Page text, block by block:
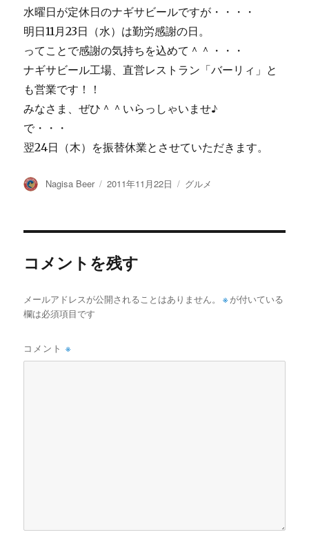
水曜日が定休日のナギサビールですが・・・・
明日11月23日（水）は勤労感謝の日。
ってことで感謝の気持ちを込めて＾＾・・・
ナギサビール工場、直営レストラン「バーリィ」と
も営業です！！
みなさま、ぜひ＾＾いらっしゃいませ♪
で・・・
翌24日（木）を振替休業とさせていただきます。
投
Nagisa Beer
投
2011年11月22日
カ
グルメ
コメントを残す
メールアドレスが公開されることはありません。 ※ が付いている
欄は必須項目です
コメント※